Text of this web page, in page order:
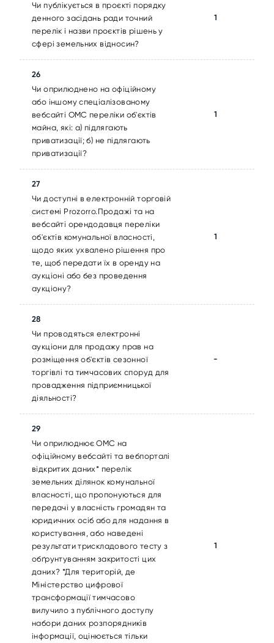
Чи публікується в проєкті порядку
денного засідань ради точний
перелік і назви проєктів рішень у
сфері земельних відносин?
1
26
Чи оприлюднено на офіційному
або іншому спеціалізованому
вебсайті ОМС переліки об'єктів
майна, які: а) підлягають
приватизації; б) не підлягають
приватизації?
1
27
Чи доступні в електронній торговій
системі Prozorro.Продажі та на
вебсайті орендодавця переліки
об'єктів комунальної власності,
щодо яких ухвалено рішення про
те, щоб передати їх в оренду на
аукціоні або без проведення
аукціону?
1
28
Чи проводяться електронні
аукціони для продажу прав на
розміщення об'єктів сезонної
торгівлі та тимчасових споруд для
провадження підприємницької
діяльності?
-
29
Чи оприлюднює ОМС на
офіційному вебсайті та вебпорталі
відкритих даних* перелік
земельних ділянок комунальної
власності, що пропонуються для
передачі у власність громадян та
юридичних осіб або для надання в
користування, або наведені
результати трискладового тесту з
обґрунтуванням закритості цих
даних? *Для територій, де
Міністерство цифрової
трансформації тимчасово
вилучило з публічного доступу
набори даних розпорядників
інформації, оцінюється тільки
1